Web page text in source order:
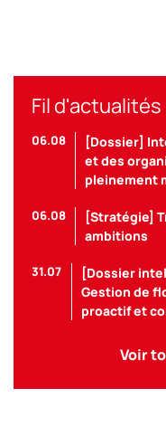
Fil d'actualités
06.08
[Dossier]
et des
pleinement
06.08
[Stratégie]
ambitions
31.07
[Dossier
Gestion de
proactif et
Voir